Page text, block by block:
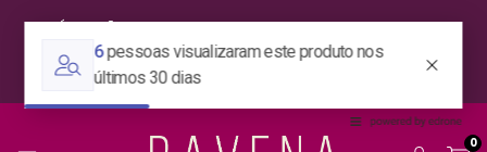
ESTÁ EM SÃO PAULO? TEMOS ENVIO EXPRESS! SELECIONE A
OPÇÃO: RETIRAR NA LOJA E ALINHE O ENVIO ATRAVÉS DO
0